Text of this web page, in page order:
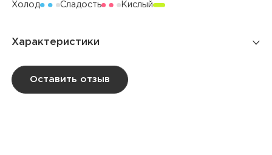
Холод Сладость Кислый
Характеристики
Количество затяжек
Оставить отзыв